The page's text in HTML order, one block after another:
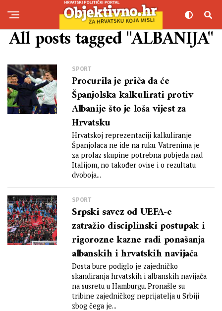
All posts tagged "ALBANIJA"
SPORT
Procurila je priča da će
Španjolska kalkulirati protiv
Albanije što je loša vijest za
Hrvatsku
Hrvatskoj reprezentaciji kalkuliranje
Španjolaca ne ide na ruku. Vatrenima je
za prolaz skupine potrebna pobjeda nad
Italijom, no također ovise i o rezultatu
dvoboja...
SPORT
Srpski savez od UEFA-e
zatražio disciplinski postupak i
rigorozne kazne radi ponašanja
albanskih i hrvatskih navijača
Dosta bure podiglo je zajedničko
skandiranja hrvatskih i albanskih navijača
na susretu u Hamburgu. Pronašle su
tribine zajedničkog neprijatelja u Srbiji
zbog čega je...